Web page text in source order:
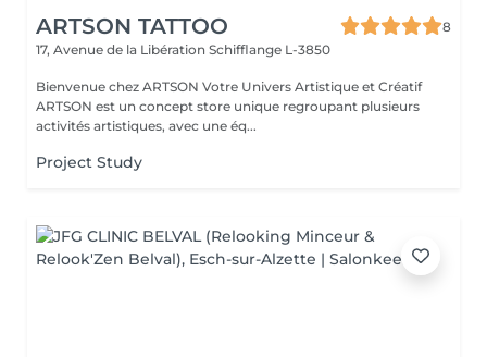
ARTSON TATTOO
8
17, Avenue de la Libération Schifflange L-3850
Bienvenue chez ARTSON Votre Univers Artistique et Créatif
ARTSON est un concept store unique regroupant plusieurs
activités artistiques, avec une éq...
Project Study